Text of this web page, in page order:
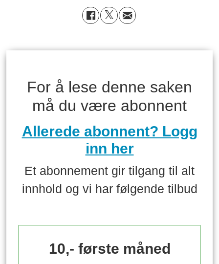
For å lese denne saken
må du være abonnent
Allerede abonnent? Logg
inn her
Et abonnement gir tilgang til alt
innhold og vi har følgende tilbud
10,- første måned